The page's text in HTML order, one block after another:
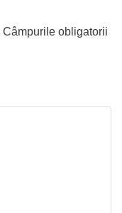
Câmpurile obligatorii